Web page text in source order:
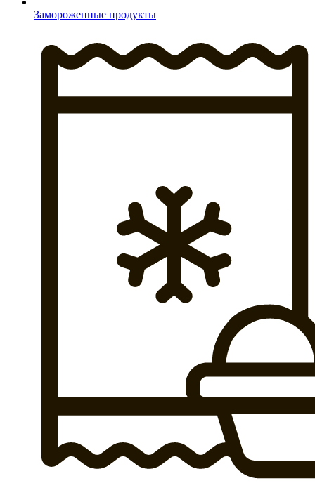
Замороженные продукты